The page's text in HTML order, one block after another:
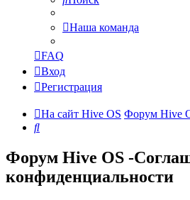
Наша команда
FAQ
Вход
Регистрация
На сайт Hive OS Форум Hive
Поиск
Форум Hive OS -
конфиденциальности